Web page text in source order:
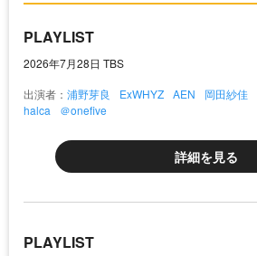
PLAYLIST
2026年7月28日 TBS
出演者： 浦野芽良 ExWHYZ AEN 岡田紗佳
halca
＠onefive
詳細を見る
PLAYLIST